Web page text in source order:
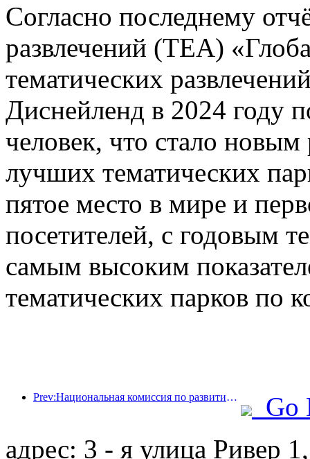
Согласно последнему
развлечений (TEA)
тематических
Диснейленд в 2024 году
человек, что стало
лучших тематических
пятое место в мире и
посетителей, с годовым
самым высоким
тематических парков по
Prev:Национальная комиссия по развитию и реформам опубликовала первую партию из 49 высококачественных мест для занятий спортом на открытом воздухе.
Go
адрес: 3 - я улица Ривер